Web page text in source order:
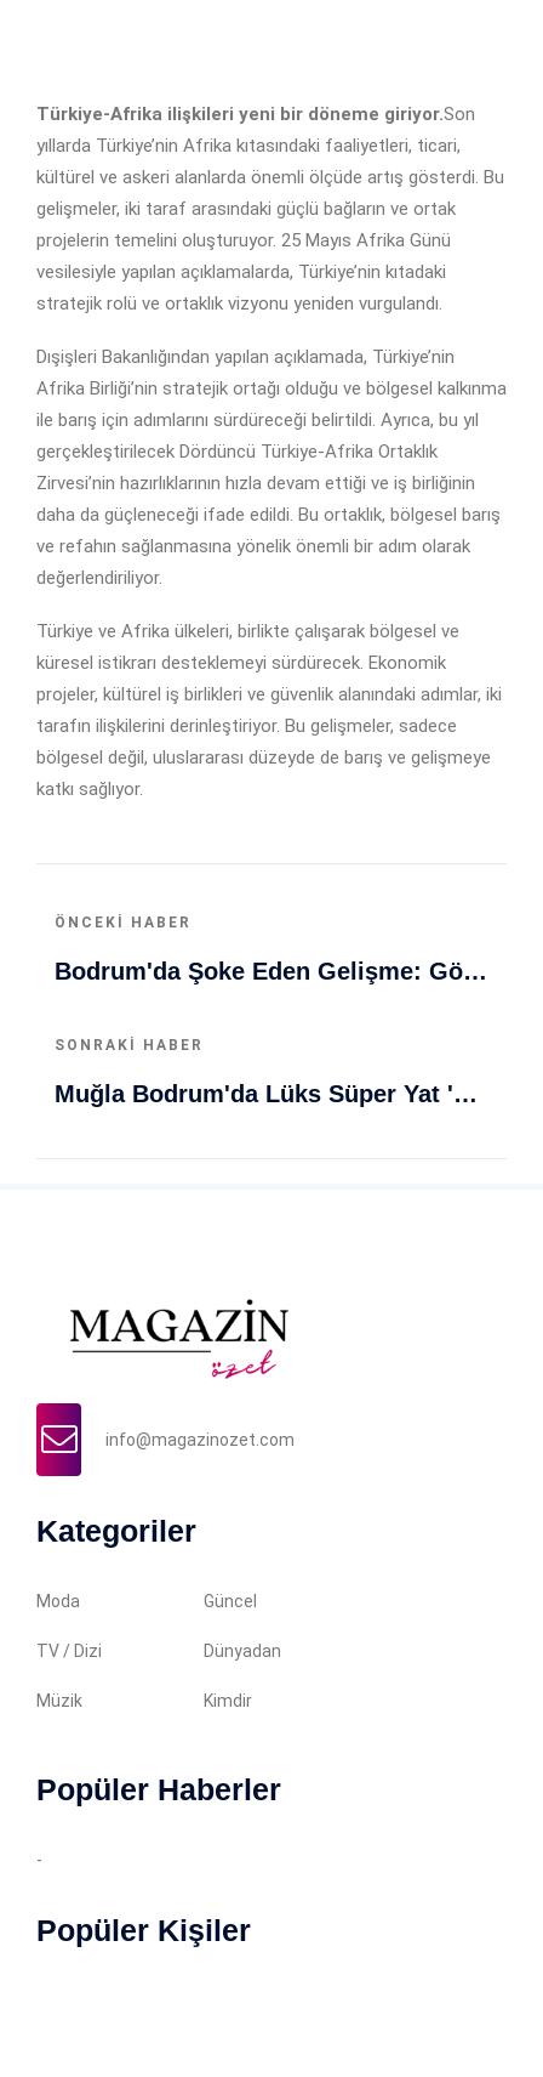
Türkiye-Afrika ilişkileri yeni bir döneme giriyor.Son
yıllarda Türkiye’nin Afrika kıtasındaki faaliyetleri, ticari,
kültürel ve askeri alanlarda önemli ölçüde artış gösterdi. Bu
gelişmeler, iki taraf arasındaki güçlü bağların ve ortak
projelerin temelini oluşturuyor. 25 Mayıs Afrika Günü
vesilesiyle yapılan açıklamalarda, Türkiye’nin kıtadaki
stratejik rolü ve ortaklık vizyonu yeniden vurgulandı.
Dışişleri Bakanlığından yapılan açıklamada, Türkiye’nin
Afrika Birliği’nin stratejik ortağı olduğu ve bölgesel kalkınma
ile barış için adımlarını sürdüreceği belirtildi. Ayrıca, bu yıl
gerçekleştirilecek Dördüncü Türkiye-Afrika Ortaklık
Zirvesi’nin hazırlıklarının hızla devam ettiği ve iş birliğinin
daha da güçleneceği ifade edildi. Bu ortaklık, bölgesel barış
ve refahın sağlanmasına yönelik önemli bir adım olarak
değerlendiriliyor.
Türkiye ve Afrika ülkeleri, birlikte çalışarak bölgesel ve
küresel istikrarı desteklemeyi sürdürecek. Ekonomik
projeler, kültürel iş birlikleri ve güvenlik alanındaki adımlar, iki
tarafın ilişkilerini derinleştiriyor. Bu gelişmeler, sadece
bölgesel değil, uluslararası düzeyde de barış ve gelişmeye
katkı sağlıyor.
ÖNCEKI HABER
Bodrum'da Şoke Eden Gelişme: Gözaltına Alınan 5 Şüpheli Soruşturma Kapsamında Adliyeye Sevk Ediliyor
SONRAKI HABER
Muğla Bodrum'da Lüks Süper Yat 'Golden Odyssey' Demirledi
info@magazinozet.com
Kategoriler
Moda Güncel
TV / Dizi Dünyadan
Müzik Kimdir
Popüler Haberler
-
Popüler Kişiler